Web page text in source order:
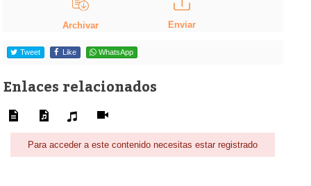
Archivar Enviar
Tweet Like WhatsApp
Enlaces relacionados
Para acceder a este contenido necesitas estar registrado